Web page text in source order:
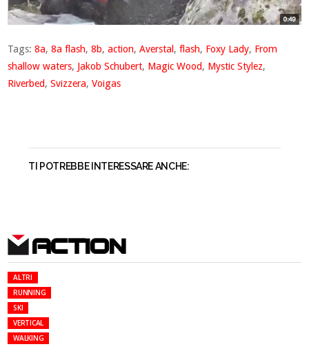
Tags:8a,8a flash,8b,action,Averstal ,flash, Foxy Lady, From
shallow waters, Jakob Schubert, Magic Wood, Mystic Stylez,
Riverbed,Svizzera,Voigas
TI POTREBBE INTERESSARE ANCHE:
ACTION
ALTRI
RUNNING
SKI
VERTICAL
WALKING